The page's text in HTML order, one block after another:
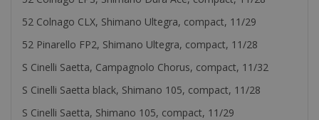
52 Colnago CLX, Shimano Ultegra, compact, 11/29
52 Pinarello FP2, Shimano Ultegra, compact, 11/28
S Cinelli Saetta, Campagnolo Chorus, compact, 11/32
S Cinelli Saetta black, Shimano 105, compact, 11/28
S Cinelli Saetta, Shimano 105, compact, 11/29